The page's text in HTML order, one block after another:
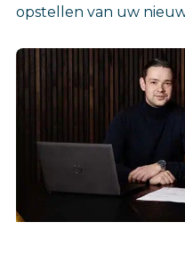
opstellen van uw